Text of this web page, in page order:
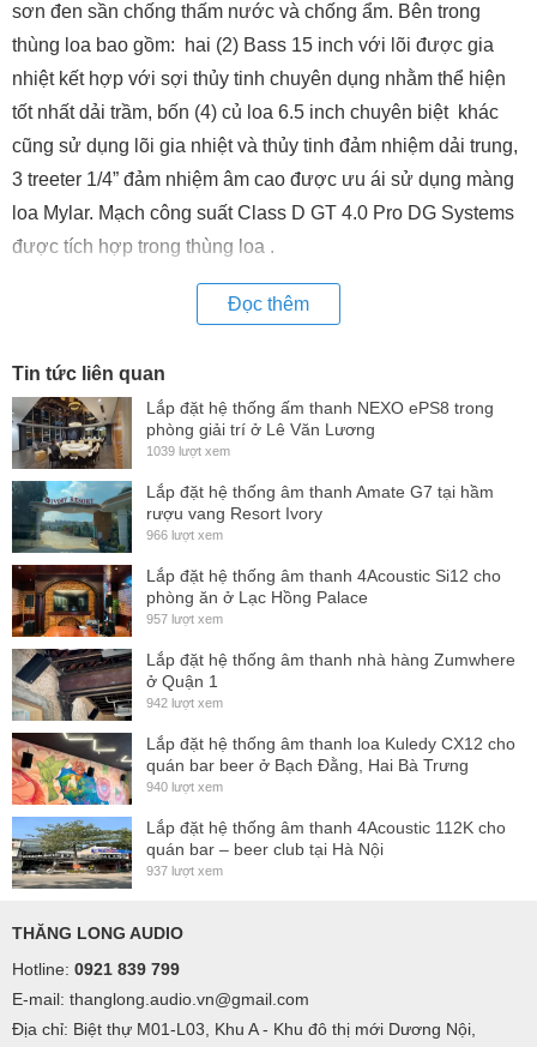
sơn đen sần chống thấm nước và chống ẩm. Bên trong
thùng loa bao gồm: hai (2) Bass 15 inch với lõi được gia
nhiệt kết hợp với sợi thủy tinh chuyên dụng nhằm thể hiện
tốt nhất dải trầm, bốn (4) củ loa 6.5 inch chuyên biệt khác
cũng sử dụng lõi gia nhiệt và thủy tinh đảm nhiệm dải trung,
3 treeter 1/4” đảm nhiệm âm cao được ưu ái sử dụng màng
loa Mylar. Mạch công suất Class D GT 4.0 Pro DG Systems
được tích hợp trong thùng loa .
Đọc thêm
Tin tức liên quan
Lắp đặt hệ thống ấm thanh NEXO ePS8 trong
phòng giải trí ở Lê Văn Lương
1039 lượt xem
Lắp đặt hệ thống âm thanh Amate G7 tại hầm
rượu vang Resort Ivory
966 lượt xem
Lắp đặt hệ thống âm thanh 4Acoustic Si12 cho
phòng ăn ở Lạc Hồng Palace
957 lượt xem
Lắp đặt hệ thống âm thanh nhà hàng Zumwhere
ở Quận 1
942 lượt xem
Lắp đặt hệ thống âm thanh loa Kuledy CX12 cho
quán bar beer ở Bạch Đằng, Hai Bà Trưng
940 lượt xem
Lắp đặt hệ thống âm thanh 4Acoustic 112K cho
quán bar – beer club tại Hà Nội
937 lượt xem
THĂNG LONG AUDIO
Hotline: 0921 839 799
E-mail: thanglong.audio.vn@gmail.com
Địa chỉ: Biệt thự M01-L03, Khu A - Khu đô thị mới Dương Nội,